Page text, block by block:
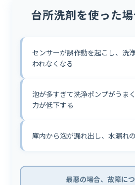
台所洗剤を使った
センサーが誤作動を起こし、洗
われなくなる
泡が多すぎて洗浄ポンプがうま
力が低下する
庫内から泡が漏れ出し、水漏れ
最悪の場合、故障に